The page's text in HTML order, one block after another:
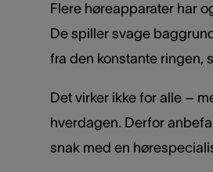
Flere høreapparater har
De spiller svage
fra den konstante ringen,
Det virker ikke for alle –
hverdagen. Derfor
snak med en